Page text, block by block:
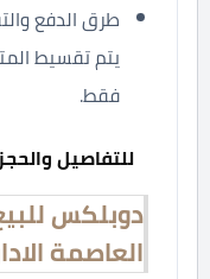
فقط.
للتفاصيل
دوبلكس
العاصمة